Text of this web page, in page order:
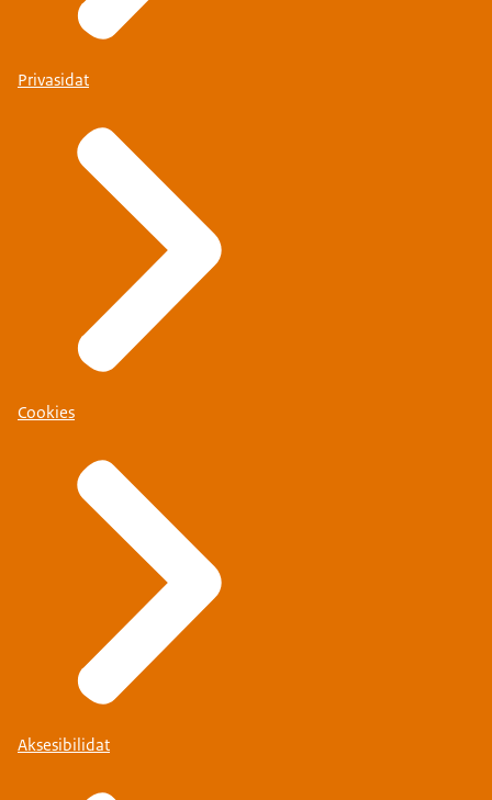
Privasidat
Cookies
Aksesibilidat